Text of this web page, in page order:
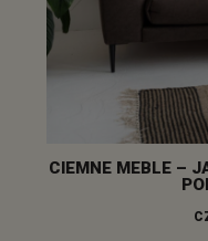
CIEMNE MEBLE –